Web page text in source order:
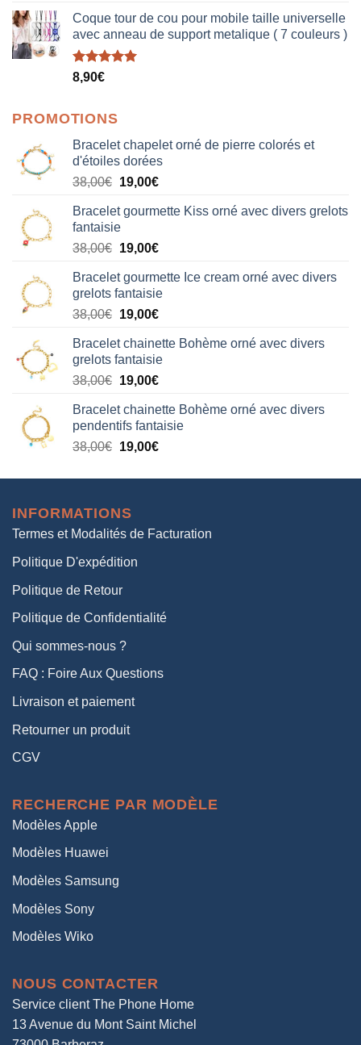
Coque tour de cou pour mobile taille universelle
avec anneau de support metalique ( 7 couleurs )
Note5.00
8,90€
PROMOTIONS
Bracelet chapelet orné de pierre colorés et
d'étoiles dorées
38,00€ Le
initial
était :
38,00€.
19,00€Le
actuel
19,00€.
Bracelet gourmette Kiss orné avec divers grelots
fantaisie
38,00€ Le
initial
était :
38,00€.
19,00€Le
actuel
est :
19,00€.
Bracelet gourmette Ice cream orné avec divers
grelots fantaisie
38,00€ Le
initial
était :
38,00€.
19,00€Le
actuel
est :
19,00€.
Bracelet chainette Bohème orné avec divers
grelots fantaisie
38,00€ Le
initial
était :
38,00€.
19,00€Le
actuel
est :
19,00€.
Bracelet chainette Bohème orné avec divers
pendentifs fantaisie
38,00€ Le
initial
38,00€.
19,00€Le
actuel
INFORMATIONS
Termes et Modalités de Facturation
Politique D'expédition
Politique de Retour
Politique de Confidentialité
Qui sommes-nous ?
FAQ : Foire Aux Questions
Livraison et paiement
Retourner un produit
CGV
RECHERCHE PAR MODÈLE
Modèles Apple
Modèles Huawei
Modèles Samsung
Modèles Sony
Modèles Wiko
NOUS CONTACTER
Service client The Phone Home
13 Avenue du Mont Saint Michel